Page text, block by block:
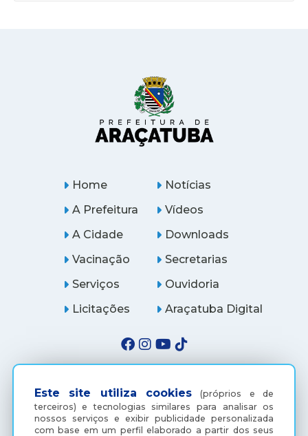
Este site utiliza cookies (próprios e de
terceiros) e tecnologias similares para analisar os
nossos serviços e exibir publicidade personalizada
com base em um perfil elaborado a partir dos seus
Home
A Prefeitura
A Cidade
Notícias
Vídeos
Downloads
Vacinação
Serviços
Licitações
Secretarias
Ouvidoria
Araçatuba Digital